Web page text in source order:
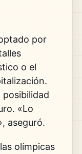
por
o el
«Lo
aseguró.
olímpicas